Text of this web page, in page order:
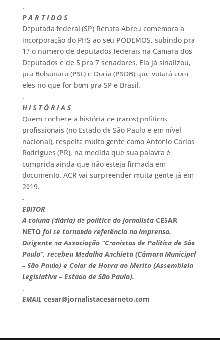
.
P A R T I D O S
Deputada federal (SP) Renata Abreu comemora a
incorporação do PHS ao seu PODEMOS, subindo pra
17 o número de deputados federais na Câmara dos
Deputados e de 5 pra 7 senadores. Ela já sinalizou,
pra Bolsonaro (PSL) e Doria (PSDB) que votará com
eles no que for bom pra SP e Brasil.
.
H I S T Ó R I A S
Quem conhece a história de (raros) políticos
profissionais (no Estado de São Paulo e em nível
nacional), respeita muito gente como Antonio Carlos
Rodrigues (PR), na medida que sua palavra é
cumprida ainda que não esteja firmada em
documento. ACR vai surpreender muita gente já em
2019.
.
EDITOR
A coluna (diária) de política do jornalista CESAR
NETO foi se tornando referência na imprensa.
Dirigente na Associação “Cronistas de Política de São
Paulo”, recebeu Medalha Anchieta (Câmara Municipal
– São Paulo) e Colar de Honra ao Mérito (Assembleia
Legislativa – Estado de São Paulo).
.
EMAILcesar@jornalistacesarneto.com